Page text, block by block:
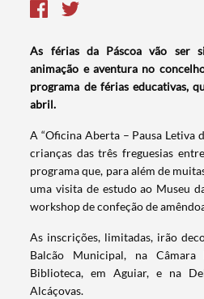
As férias da Páscoa vão ser
animação e aventura no
programa de férias educativas,
abril.
A “Oficina Aberta – Pausa Letiva
crianças das três freguesias
programa que, para além de
uma visita de estudo ao Museu
workshop de confeção de
As inscrições, limitadas, irão
Balcão Municipal, na
Biblioteca, em Aguiar, e na
Alcáçovas.